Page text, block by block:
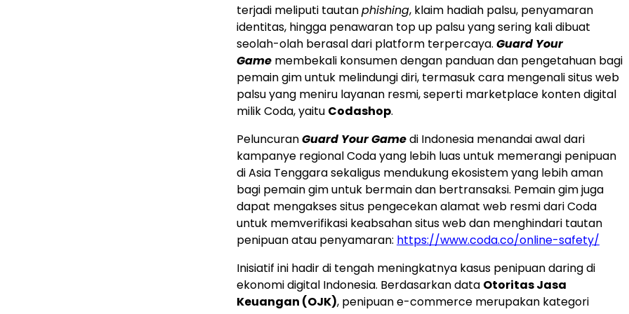
terjadi meliputi tautanphishing, klaim hadiah palsu, penyamaran
identitas, hingga penawaran top up palsu yang sering kali dibuat
seolah-olah berasal dari platform terpercaya. Guard Your
Game membekali konsumen dengan panduan dan pengetahuan bagi
pemain gim untuk melindungi diri, termasuk cara mengenali situs web
palsu yang meniru layanan resmi, seperti marketplace konten digital
milik Coda, yaitu Codashop.
PeluncuranGuard Your Gamedi Indonesia menandai awal dari
kampanye regional Coda yang lebih luas untuk memerangi penipuan
di Asia Tenggara sekaligus mendukung ekosistem yang lebih aman
bagi pemain gim untuk bermain dan bertransaksi. Pemain gim juga
dapat mengakses situs pengecekan alamat web resmi dari Coda
untuk memverifikasi keabsahan situs web dan menghindari tautan
penipuan atau penyamaran: https://www.coda.co/online-safety/
Inisiatif ini hadir di tengah meningkatnya kasus penipuan daring di
ekonomi digital Indonesia. Berdasarkan data Otoritas Jasa
Keuangan (OJK), penipuan e-commerce merupakan kategori